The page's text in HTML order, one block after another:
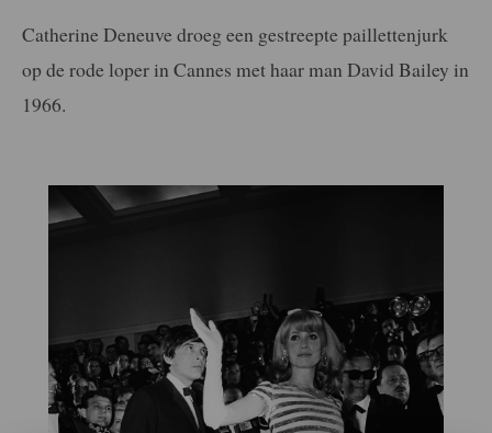
Catherine Deneuve droeg een gestreepte paillettenjurk
op de rode loper in Cannes met haar man David Bailey in
1966.